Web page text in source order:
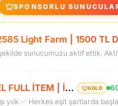
SPONSORLU
BUGÜN AÇILDI | EŞİT PK SERVER | V24XXX | 83/1 LEVEL FULL İTEM | İTEM SATIŞI YOKTUR GOLD